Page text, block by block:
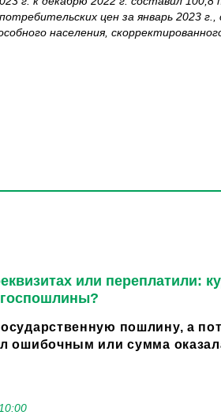
цен за январь 2023
населения,
или переплатили:
пошлину, а
ошибочным или сумма